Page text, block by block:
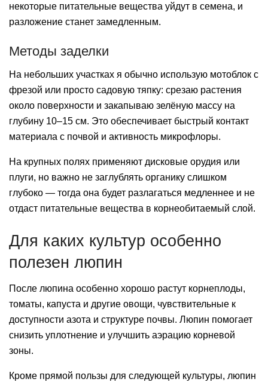
некоторые питательные вещества уйдут в семена, и
разложение станет замедленным.
Методы заделки
На небольших участках я обычно использую мотоблок с
фрезой или просто садовую тяпку: срезаю растения
около поверхности и закапываю зелёную массу на
глубину 10–15 см. Это обеспечивает быстрый контакт
материала с почвой и активность микрофлоры.
На крупных полях применяют дисковые орудия или
плуги, но важно не заглублять органику слишком
глубоко — тогда она будет разлагаться медленнее и не
отдаст питательные вещества в корнеобитаемый слой.
Для каких культур особенно
полезен люпин
После люпина особенно хорошо растут корнеплоды,
томаты, капуста и другие овощи, чувствительные к
доступности азота и структуре почвы. Люпин помогает
снизить уплотнение и улучшить аэрацию корневой
зоны.
Кроме прямой пользы для следующей культуры, люпин